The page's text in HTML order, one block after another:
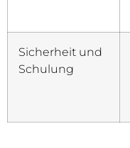
Sicherheit und
Schulung